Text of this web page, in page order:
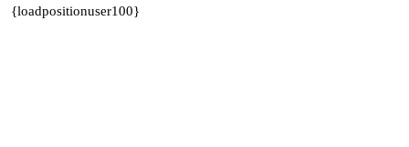
{loadpositionuser100}